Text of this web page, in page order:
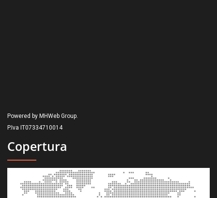
Powered by MHWeb Group.
P.Iva IT07334710014
Copertura